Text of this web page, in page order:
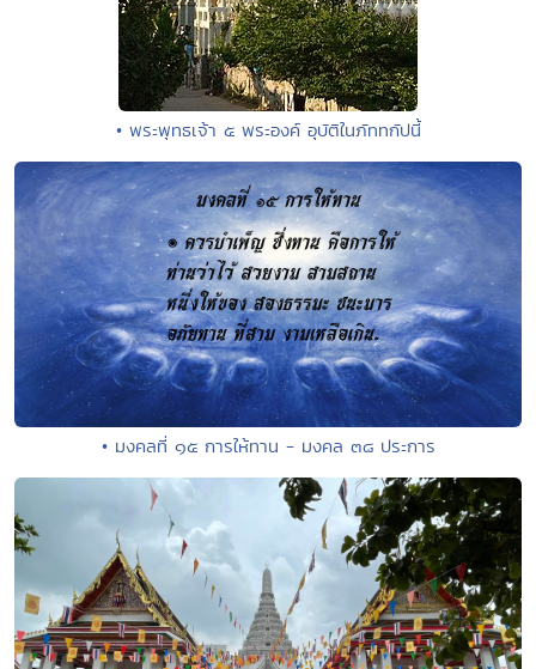
• พระพุทธเจ้า ๕ พระองค์ อุบัติในภัททกัปนี้
• มงคลที่ ๑๕ การให้ทาน - มงคล ๓๘ ประการ